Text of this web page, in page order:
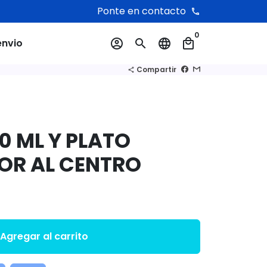
Ponte en contacto phone
account_circle search language local_mall
0
share Compartir
ML Y PLATO
AL CENTRO
Agregar al carrito